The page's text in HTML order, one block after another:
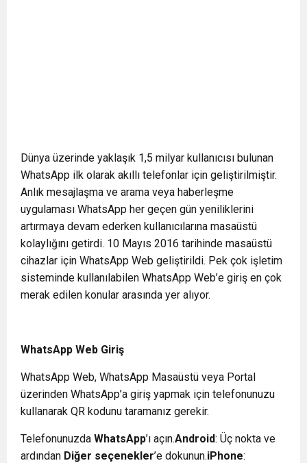
Dünya üzerinde yaklaşık 1,5 milyar kullanıcısı bulunan
WhatsApp ilk olarak akıllı telefonlar için geliştirilmiştir.
Anlık mesajlaşma ve arama veya haberleşme
uygulaması WhatsApp her geçen gün yeniliklerini
artırmaya devam ederken kullanıcılarına masaüstü
kolaylığını getirdi. 10 Mayıs 2016 tarihinde masaüstü
cihazlar için WhatsApp Web geliştirildi. Pek çok işletim
sisteminde kullanılabilen WhatsApp Web’e giriş en çok
merak edilen konular arasında yer alıyor.
WhatsApp Web Giriş
WhatsApp Web, WhatsApp Masaüstü veya Portal
üzerinden WhatsApp’a giriş yapmak için telefonunuzu
kullanarak QR kodunu taramanız gerekir.
Telefonunuzda WhatsApp’ı açın.Android: Üç nokta ve
ardından Diğer seçenekler’e dokunun.iPhone: